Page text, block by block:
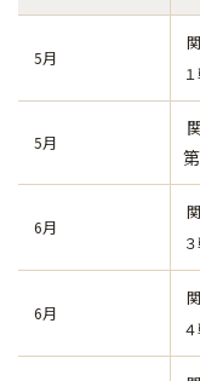
5月
5月
6月
6月